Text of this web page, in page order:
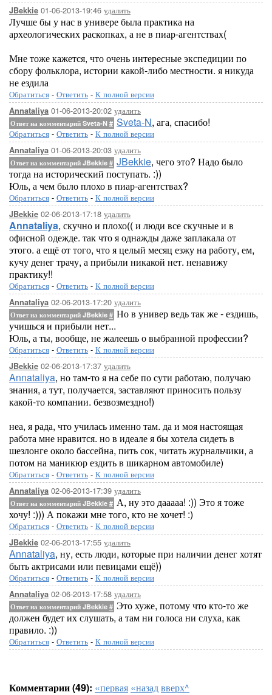
JBekkie 01-06-2013-19:46 удалить
Лучше бы у нас в универе была практика на
археологических раскопках, а не в пиар-агентствах(
Мне тоже кажется, что очень интересные экспедиции по
сбору фольклора, истории какой-либо местности. я никуда
не ездила
Обратиться - Ответить - К полной версии
Annataliya 01-06-2013-20:02 удалить
Ответ на комментарий Sveta-N # Sveta-N, ага, спасибо!
Обратиться - Ответить - К полной версии
Annataliya 01-06-2013-20:03 удалить
Ответ на комментарий JBekkie # JBekkie, чего это? Надо было
тогда на исторический поступать. :))
Юль, а чем было плохо в пиар-агентствах?
Обратиться - Ответить - К полной версии
JBekkie 02-06-2013-17:18 удалить
Annataliya, скучно и плохо(( и люди все скучные и в
офисной одежде. так что я однажды даже заплакала от
этого. а ещё от того, что я целый месяц езжу на работу, ем,
кучу денег трачу, а прибыли никакой нет. ненавижу
практику!!
Обратиться - Ответить - К полной версии
Annataliya 02-06-2013-17:20 удалить
Ответ на комментарий JBekkie # Но в универ ведь так же - ездишь,
учишься и прибыли нет...
Юль, а ты, вообще, не жалеешь о выбранной профессии?
Обратиться - Ответить - К полной версии
JBekkie 02-06-2013-17:37 удалить
Annataliya, но там-то я на себе по сути работаю, получаю
знания, а тут, получается, заставляют приносить пользу
какой-то компании. безвозмездно!)
неа, я рада, что училась именно там. да и моя настоящая
работа мне нравится. но в идеале я бы хотела сидеть в
шезлонге около бассейна, пить сок, читать журнальчики, а
потом на маникюр ездить в шикарном автомобиле)
Обратиться - Ответить - К полной версии
Annataliya 02-06-2013-17:39 удалить
Ответ на комментарий JBekkie # А, ну это дааааа! :)) Это я тоже
хочу! :))) А покажи мне того, кто не хочет! :)
Обратиться - Ответить - К полной версии
JBekkie 02-06-2013-17:55 удалить
Annataliya, ну, есть люди, которые при наличии денег хотят
быть актрисами или певицами ещё))
Обратиться - Ответить - К полной версии
Annataliya 02-06-2013-17:58 удалить
Ответ на комментарий JBekkie # Это хуже, потому что кто-то же
должен будет их слушать, а там ни голоса ни слуха, как
правило. :))
Обратиться - Ответить - К полной версии
Комментарии (49): «первая «назадвверх^